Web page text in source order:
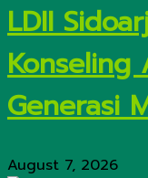
LDII
Konseling
Generasi
August 7, 2026